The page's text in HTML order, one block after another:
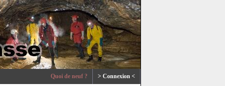
> Connexion <
Quoi de neuf ?